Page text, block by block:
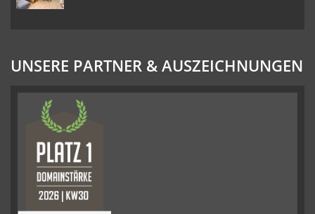
UNSERE PARTNER & AUSZEICHNUNGEN